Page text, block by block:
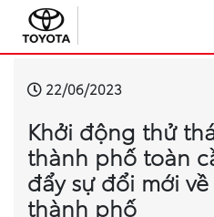
Sản phẩm
Công nghệ
Dịch vụ
22/06/2023
Khởi động thử
thành phố toàn
đẩy sự đổi mới
thành phố